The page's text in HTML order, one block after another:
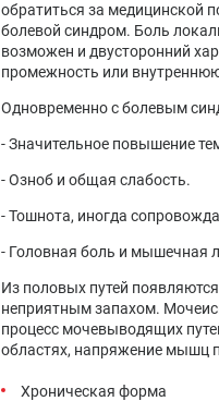
обратиться за медицинской
болевой синдром. Боль
возможен и двусторонний
промежность или
Одновременно с болевым
- Значительное повышение
- Озноб и общая слабость.
- Тошнота, иногда
- Головная боль и мышечная
Из половых путей
неприятным запахом.
процесс мочевыводящих
областях, напряжение мышц
Хроническая форма